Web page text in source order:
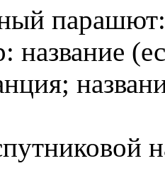
название